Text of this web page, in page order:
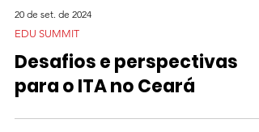
EDU SUMMIT
Desafios e perspectivas
para o ITA no Ceará